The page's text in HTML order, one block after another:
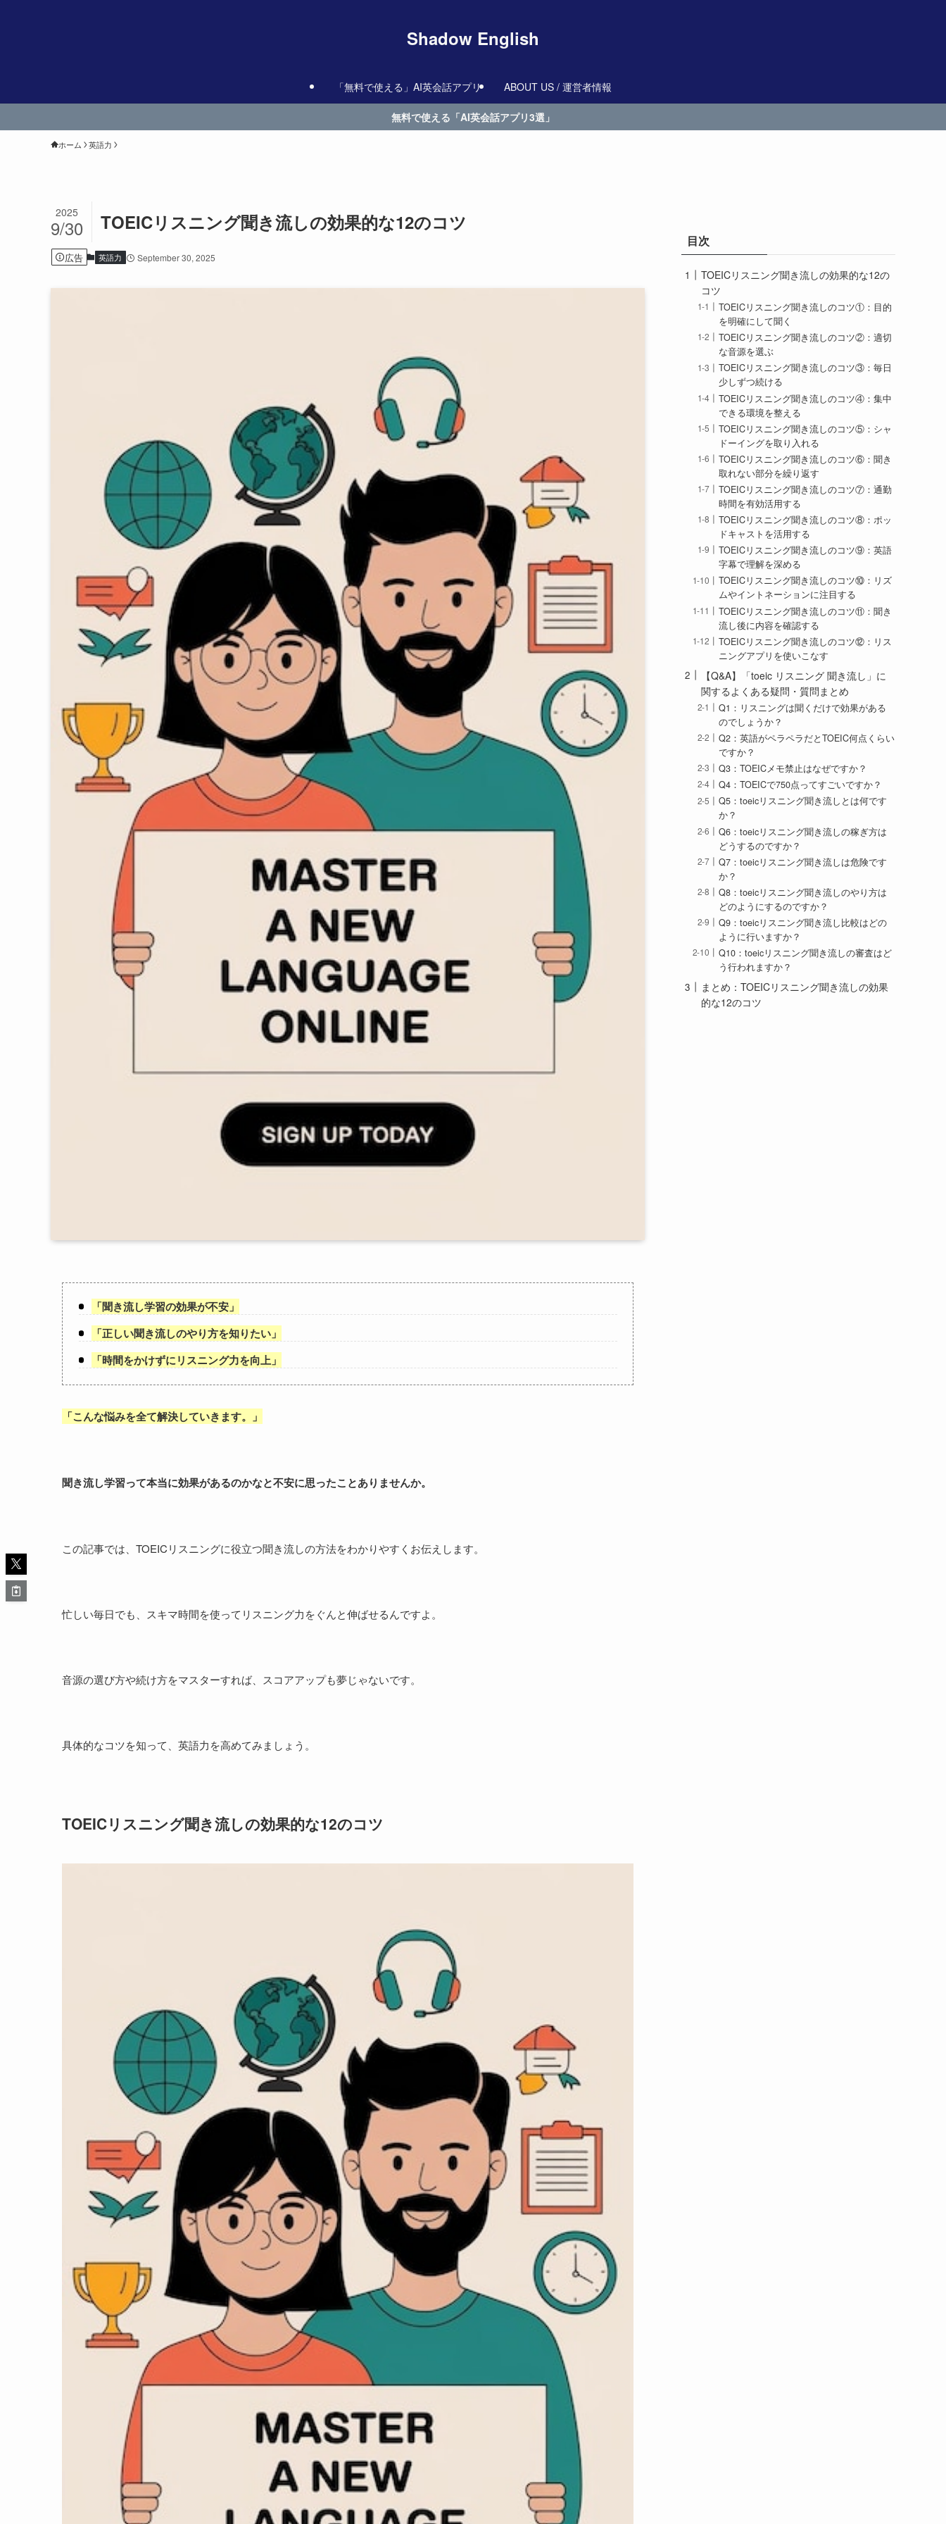
Shadow English
「無料で使える」AI英会話アプリ ABOUT US / 運営者情報
無料で使える「AI英会話アプリ3選」
ホーム 英語力
TOEICリスニング聞き流しの効果的な12のコツ
2025
9/30
広告 英語力 September 30, 2025
「聞き流し学習の効果が不安 」
「正しい聞き流しのやり方を知りたい 」
「時間をかけずにリスニング力を向上 」
「こんな悩みを全て解決していきます。 」
聞き流し学習って本当に効果があるのかなと不安に思ったことありませんか。
この記事では、TOEICリスニングに役立つ聞き流しの方法をわかりやすくお伝えします。
忙しい毎日でも、スキマ時間を使ってリスニング力をぐんと伸ばせるんですよ。
音源の選び方や続け方をマスターすれば、スコアアップも夢じゃないです。
具体的なコツを知って、英語力を高めてみましょう。
TOEICリスニング聞き流しの効果的な12のコツ
目次
TOEICリスニング聞き流しの効果的な12の
コツ
TOEICリスニング聞き流しのコツ①：目的
を明確にして聞く
TOEICリスニング聞き流しのコツ②：適切
な音源を選ぶ
TOEICリスニング聞き流しのコツ③：毎日
少しずつ続ける
TOEICリスニング聞き流しのコツ④：集中
できる環境を整える
TOEICリスニング聞き流しのコツ⑤：シャ
ドーイングを取り入れる
TOEICリスニング聞き流しのコツ⑥：聞き
取れない部分を繰り返す
TOEICリスニング聞き流しのコツ⑦：通勤
時間を有効活用する
TOEICリスニング聞き流しのコツ⑧：ポッ
ドキャストを活用する
TOEICリスニング聞き流しのコツ⑨：英語
字幕で理解を深める
TOEICリスニング聞き流しのコツ⑩：リズ
ムやイントネーションに注目する
TOEICリスニング聞き流しのコツ⑪：聞き
流し後に内容を確認する
TOEICリスニング聞き流しのコツ⑫：リス
ニングアプリを使いこなす
【Q&A】「toeic リスニング 聞き流し」に
関するよくある疑問・質問まとめ
Q1：リスニングは聞くだけで効果がある
のでしょうか？
Q2：英語がペラペラだとTOEIC何点くらい
ですか？
Q3：TOEICメモ禁止はなぜですか？
Q4：TOEICで750点ってすごいですか？
Q5：toeicリスニング聞き流しとは何です
か？
Q6：toeicリスニング聞き流しの稼ぎ方は
どうするのですか？
Q7：toeicリスニング聞き流しは危険です
か？
Q8：toeicリスニング聞き流しのやり方は
どのようにするのですか？
Q9：toeicリスニング聞き流し比較はどの
ように行いますか？
Q10：toeicリスニング聞き流しの審査はど
う行われますか？
まとめ：TOEICリスニング聞き流しの効果
的な12のコツ